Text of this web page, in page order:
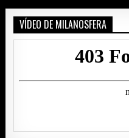
VÍDEO DE MILANOSFERA